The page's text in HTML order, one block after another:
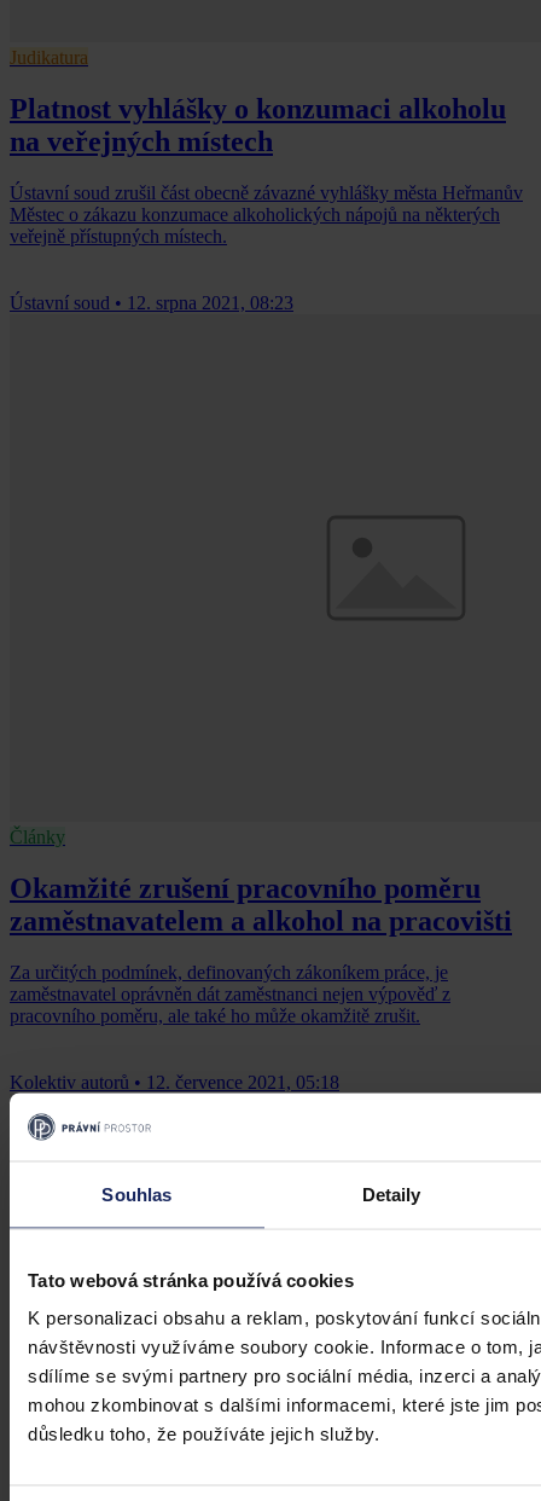
Souhlas Detaily
Tato webová stránka používá cookies
K personalizaci obsahu a reklam, poskytování funkcí
návštěvnosti využíváme soubory cookie. Informace o tom,
sdílíme se svými partnery pro sociální média, inzerci a
mohou zkombinovat s dalšími informacemi, které jste jim
důsledku toho, že používáte jejich služby.
Judikatura
Platnost vyhlášky o konzumaci alkoholu
na veřejných místech
Ústavní soud zrušil část obecně závazné vyhlášky města Heřmanův
Městec o zákazu konzumace alkoholických nápojů na některých
veřejně přístupných místech.
Ústavní soud • 12. srpna 2021, 08:23
Články
Okamžité zrušení pracovního poměru
zaměstnavatelem a alkohol na pracovišti
Za určitých podmínek, definovaných zákoníkem práce, je
zaměstnavatel oprávněn dát zaměstnanci nejen výpověď z
pracovního poměru, ale také ho může okamžitě zrušit.
Kolektiv autorů • 12. července 2021, 05:18